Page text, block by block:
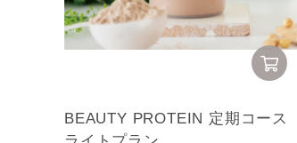
BEAUTY PROTEIN 定期コース